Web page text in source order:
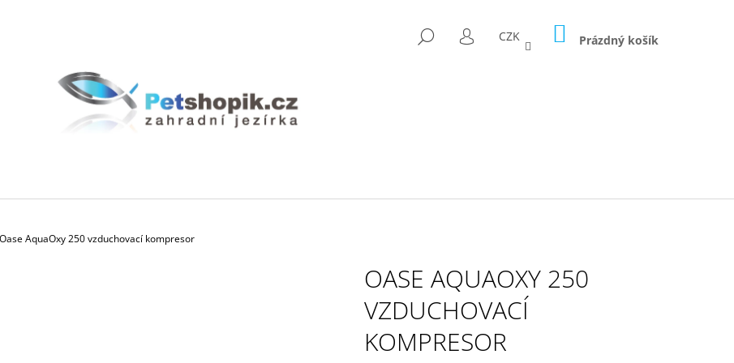
HLEDAT
PŘIHLÁŠENÍ
CZK NÁKUPNÍ
KOŠÍK
Prázdný košík
Oase AquaOxy 250 vzduchovací kompresor
OASE AQUAOXY 250
VZDUCHOVACÍ
KOMPRESOR
CO POTŘEBUJETE NAJÍT?
GEOTEXTÍLIE POD FÓLII 300G/M2